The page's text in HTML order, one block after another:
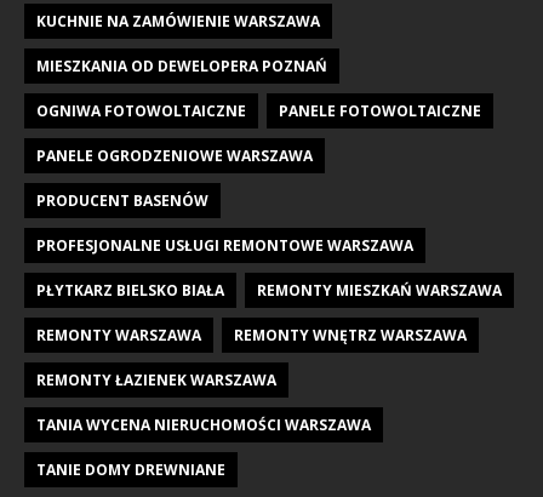
KUCHNIE NA ZAMÓWIENIE WARSZAWA
MIESZKANIA OD DEWELOPERA POZNAŃ
OGNIWA FOTOWOLTAICZNE PANELE FOTOWOLTAICZNE
PANELE OGRODZENIOWE WARSZAWA
PRODUCENT BASENÓW
PROFESJONALNE USŁUGI REMONTOWE WARSZAWA
PŁYTKARZ BIELSKO BIAŁA REMONTY MIESZKAŃ WARSZAWA
REMONTY WARSZAWA REMONTY WNĘTRZ WARSZAWA
REMONTY ŁAZIENEK WARSZAWA
TANIA WYCENA NIERUCHOMOŚCI WARSZAWA
TANIE DOMY DREWNIANE